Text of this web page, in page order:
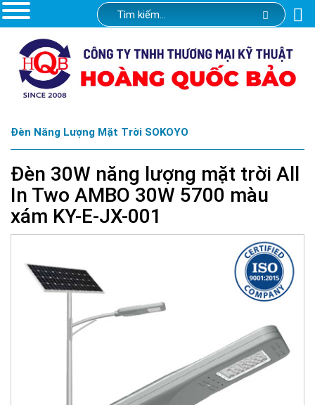
Đèn Năng Lượng Mặt Trời SOKOYO
Đèn 30W năng lượng mặt trời All
In Two AMBO 30W 5700 màu
xám KY-E-JX-001